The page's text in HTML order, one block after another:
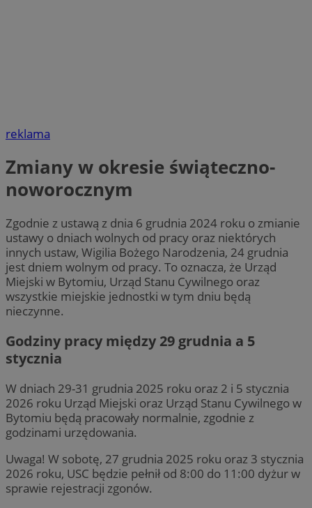
reklama
Zmiany w okresie świąteczno-
noworocznym
Zgodnie z ustawą z dnia 6 grudnia 2024 roku o zmianie
ustawy o dniach wolnych od pracy oraz niektórych
innych ustaw, Wigilia Bożego Narodzenia, 24 grudnia
jest dniem wolnym od pracy. To oznacza, że Urząd
Miejski w Bytomiu, Urząd Stanu Cywilnego oraz
wszystkie miejskie jednostki w tym dniu będą
nieczynne.
Godziny pracy między 29 grudnia a 5
stycznia
W dniach 29-31 grudnia 2025 roku oraz 2 i 5 stycznia
2026 roku Urząd Miejski oraz Urząd Stanu Cywilnego w
Bytomiu będą pracowały normalnie, zgodnie z
godzinami urzędowania.
Uwaga! W sobotę, 27 grudnia 2025 roku oraz 3 stycznia
2026 roku, USC będzie pełnił od 8:00 do 11:00 dyżur w
sprawie rejestracji zgonów.